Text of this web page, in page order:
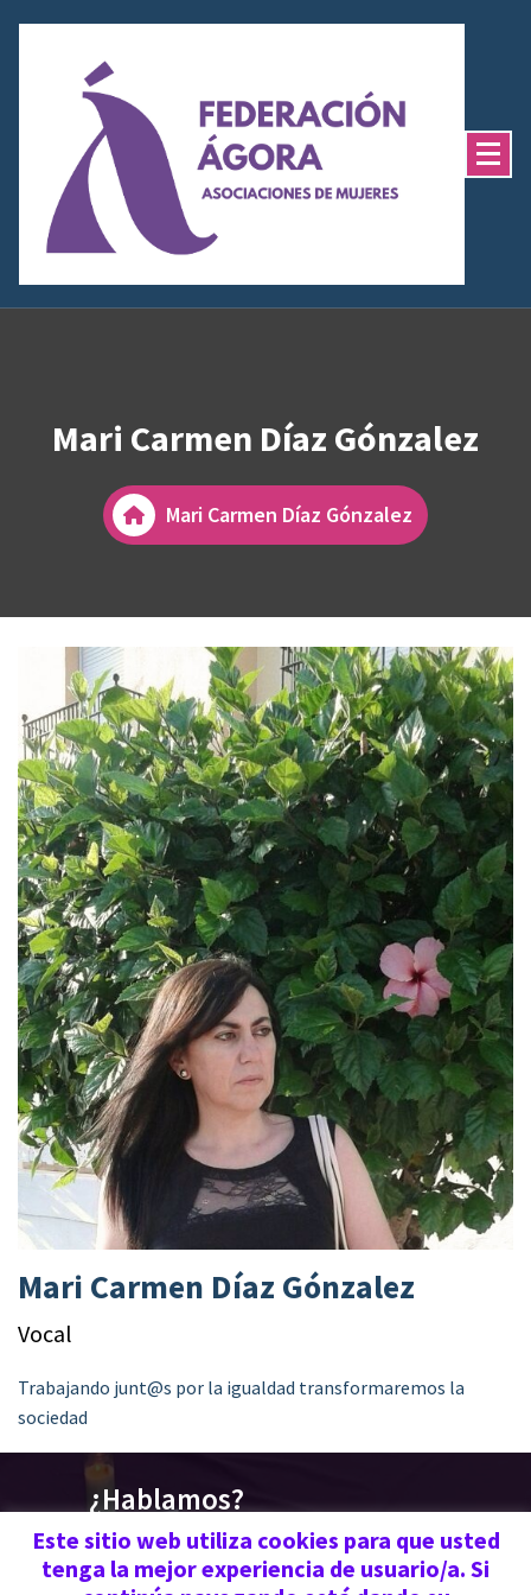
Mari Carmen Díaz Gónzalez
Mari Carmen Díaz Gónzalez
Mari Carmen Díaz Gónzalez
Vocal
Trabajando junt@s por la igualdad transformaremos la
sociedad
¿Hablamos?
676 030 719 | 670 773
Este sitio web utiliza cookies para que usted
tenga la mejor experiencia de usuario/a. Si